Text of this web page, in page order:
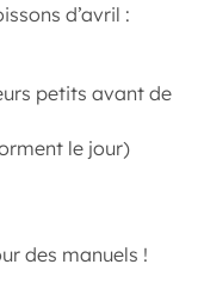
d’avril :
petits avant de
le jour)
des manuels !